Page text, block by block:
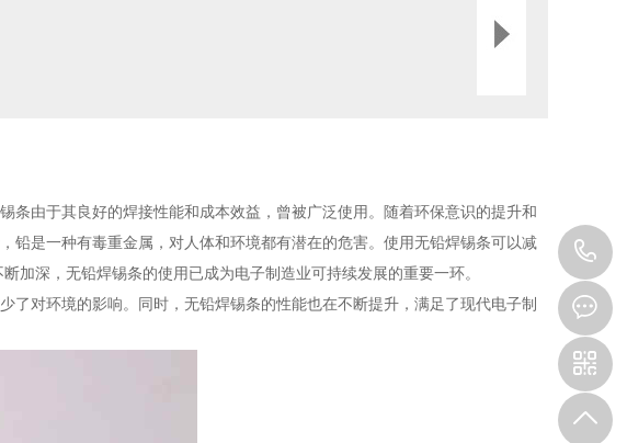
条由于其良好的焊接性能和成本效益，曾被广泛使用。随着环保意识的提升和
铅是一种有毒重金属，对人体和环境都有潜在的危害。使用无铅焊锡条可以减
加深，无铅焊锡条的使用已成为电子制造业可持续发展的重要一环。
对环境的影响。同时，无铅焊锡条的性能也在不断提升，满足了现代电子制